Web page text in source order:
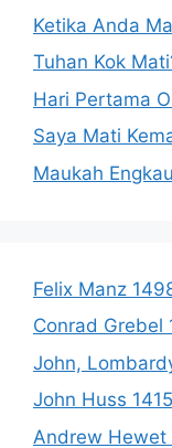
Ketika Anda
Tuhan Kok
Hari Pertama
Saya Mati
Maukah
Felix Manz
Conrad Grebel
John,
John Huss 1415
Andrew Hewet